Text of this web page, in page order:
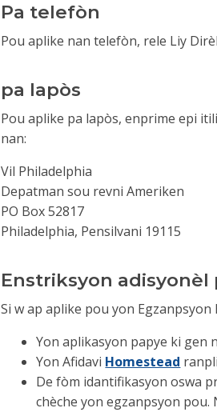
Pa telefòn
Pou aplike nan telefòn, rele Liy
pa lapòs
Pou aplike pa lapòs, enprime epi
nan:
Vil Philadelphia
Depatman sou revni Ameriken
PO Box 52817
Philadelphia, Pensilvani 19115
Enstriksyon
Si w ap aplike pou yon
Yon aplikasyon papye ki gen
Yon Afidavi Homestead
De fòm idantifikasyon oswa
chèche yon egzanpsyon pou.